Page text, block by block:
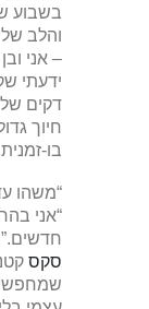
בשבוע
והלב
– אני
ידעתי
דקים של
חיוך
בו-
“משהו
“אני
סקס